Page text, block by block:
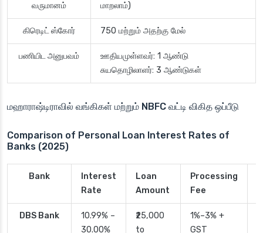
வருமானம்
மாறலாம்)
கிரெடிட் ஸ்கோர் 750 மற்றும் அதற்கு மேல்
பணியிட அனுபவம்
ஊதியமுள்ளவர்: 1 ஆண்டு
சுயதொழிலாளர்: 3 ஆண்டுகள்
மஹாராஷ்டிராவில் வங்கிகள் மற்றும் NBFC வட்டி விகித ஒப்பீடு
Comparison of Personal Loan Interest Rates of
Banks (2025)
Bank
Interest
Rate
Loan
Amount
Processing
Fee
DBS Bank
10.99% –
30.00%
₹25,000
to
1%–3% +
GST